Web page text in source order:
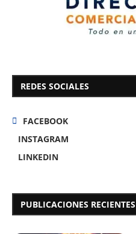
REDES SOCIALES
FACEBOOK
INSTAGRAM
LINKEDIN
PUBLICACIONES RECIENTES